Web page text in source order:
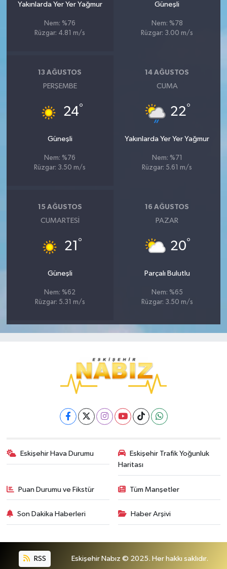
Yakınlarda Yer Yer Yağmur
Nem: %76
Rüzgar: 4.81 m/s
Güneşli
Nem: %78
Rüzgar: 3.00 m/s
13 AĞUSTOS
PERŞEMBE
24°
Güneşli
Nem: %76
Rüzgar: 3.50 m/s
14 AĞUSTOS
CUMA
22°
Yakınlarda Yer Yer Yağmur
Nem: %71
Rüzgar: 5.61 m/s
15 AĞUSTOS
CUMARTESI
21 °
Güneşli
Nem: %62
Rüzgar: 5.31 m/s
16 AĞUSTOS
PAZAR
20°
Parçalı Bulutlu
Nem: %65
Rüzgar: 3.50 m/s
Eskişehir Hava Durumu
Eskişehir Trafik Yoğunluk
Haritası
Puan Durumu ve Fikstür Tüm Manşetler
Son Dakika Haberleri Haber Arşivi
RSS Eskişehir Nabız © 2025. Her hakkı saklıdır.